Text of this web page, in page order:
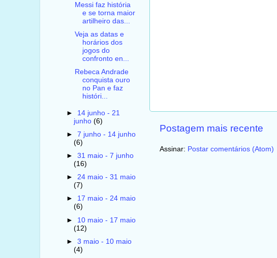
Postagem mais recente
Assinar: Postar comentários (Atom)
Messi faz história
e se torna maior
artilheiro das...
Veja as datas e
horários dos
jogos do
confronto en...
Rebeca Andrade
conquista ouro
no Pan e faz
históri...
► 14 junho - 21
junho (6)
► 7 junho - 14 junho
(6)
► 31 maio - 7 junho
(16)
► 24 maio - 31 maio
(7)
► 17 maio - 24 maio
(6)
► 10 maio - 17 maio
(12)
► 3 maio - 10 maio
(4)